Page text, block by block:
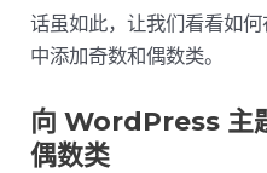
话虽如此，让我们看看如
中添加奇数和偶数类。
向 WordPress 主
偶数类